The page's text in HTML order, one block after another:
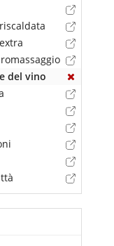
del vino